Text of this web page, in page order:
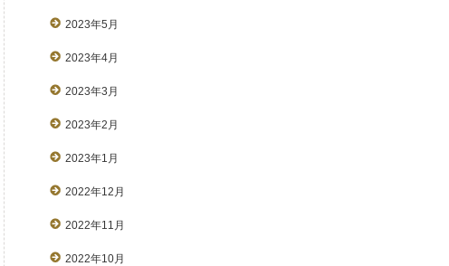
2023年5月
2023年4月
2023年3月
2023年2月
2023年1月
2022年12月
2022年11月
2022年10月